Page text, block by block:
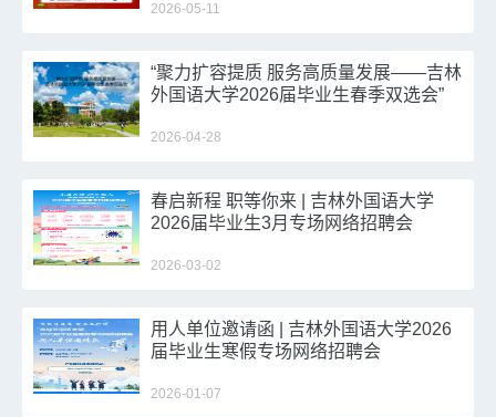
2026-05-11
“聚力扩容提质 服务高质量发展——吉林
外国语大学2026届毕业生春季双选会”
2026-04-28
春启新程 职等你来 | 吉林外国语大学
2026届毕业生3月专场网络招聘会
2026-03-02
用人单位邀请函 | 吉林外国语大学2026
届毕业生寒假专场网络招聘会
2026-01-07